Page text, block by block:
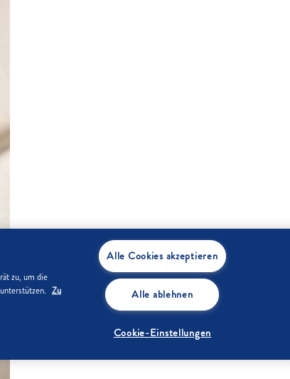
zu, um die
Zu
Alle Cookies akzeptieren
Alle ablehnen
Cookie-Einstellungen